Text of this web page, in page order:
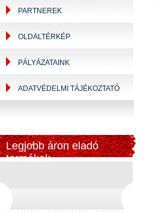
PARTNEREK
OLDALTÉRKÉP
PÁLYÁZATAINK
ADATVÉDELMI TÁJÉKOZTATÓ
Legjobb áron eladó
termékek